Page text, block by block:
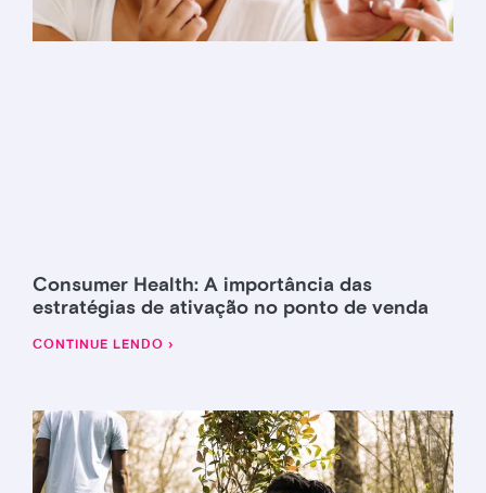
Consumer Health: A importância das
estratégias de ativação no ponto de venda
CONTINUE LENDO ›